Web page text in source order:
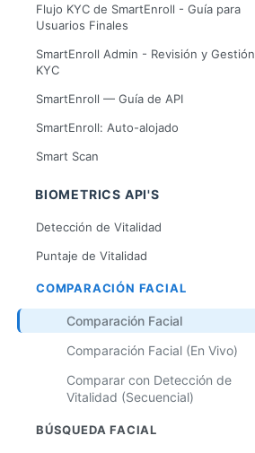
Flujo KYC de SmartEnroll - Guía para
Usuarios Finales
SmartEnroll Admin - Revisión y Gestión
KYC
SmartEnroll — Guía de API
SmartEnroll: Auto-alojado
Smart Scan
BIOMETRICS API'S
Detección de Vitalidad
Puntaje de Vitalidad
COMPARACIÓN FACIAL
Comparación Facial
Comparación Facial (En Vivo)
Comparar con Detección de
Vitalidad (Secuencial)
BÚSQUEDA FACIAL